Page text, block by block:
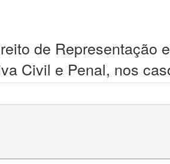
de Representação
Civil e Penal, nos